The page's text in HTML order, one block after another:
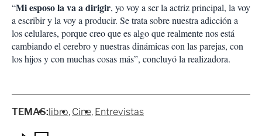
“Mi esposo la va a dirigir, yo voy a ser la actriz principal, la voy
a escribir y la voy a producir. Se trata sobre nuestra adicción a
los celulares, porque creo que es algo que realmente nos está
cambiando el cerebro y nuestras dinámicas con las parejas, con
los hijos y con muchas cosas más”, concluyó la realizadora.
TEMAS: libro Cine Entrevistas